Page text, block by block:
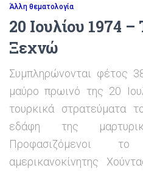
Άλλη θεματολογία
20 Ιουλίου 1974
Ξεχνώ
Συμπληρώνονται φέτος
μαύρο πρωινό της 20
τουρκικά στρατεύματα
εδάφη της
Προφασιζόμενοι
αμερικανοκίνητης